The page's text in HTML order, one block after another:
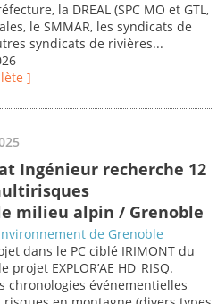
la DREAL (SPC MO et GTL,
le SMMAR, les syndicats de
syndicats de rivières...
]
Ingénieur recherche 12
milieu alpin / Grenoble
de Grenoble
dans le PC ciblé IRIMONT du
EXPLOR’AE HD_RISQ.
chronologies événementielles